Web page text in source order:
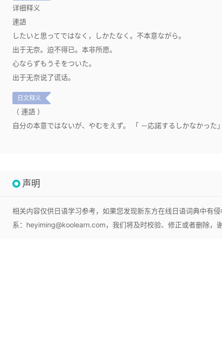
详细释义
連語
したいと思ってではなく，しかたなく。不本意ながら。
出于无奈。迫不得已。本非所愿。
心ならずもうそをついた。
出于无奈说了谎话。
日文释义
（ 連語 ）
自分の本意ではないが、やむをえず。 「 －応諾するしかなかった
声明
相关内容仅供日语学习参考，如果您发现新东方在线日语词典中有
系：heyiming@koolearn.com，我们将及时校验、修正或者删除，